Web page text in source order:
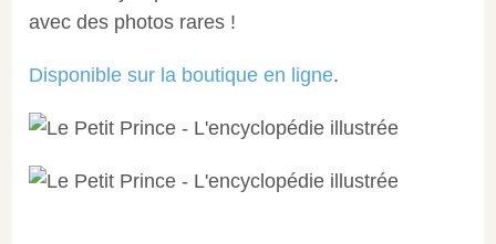
avec des photos rares !
Disponible sur la boutique en ligne.